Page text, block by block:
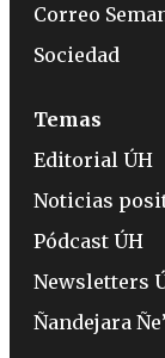
Correo
Sociedad
Temas
Editorial ÚH
Noticias
Pódcast ÚH
Newsletters
Ñandejara